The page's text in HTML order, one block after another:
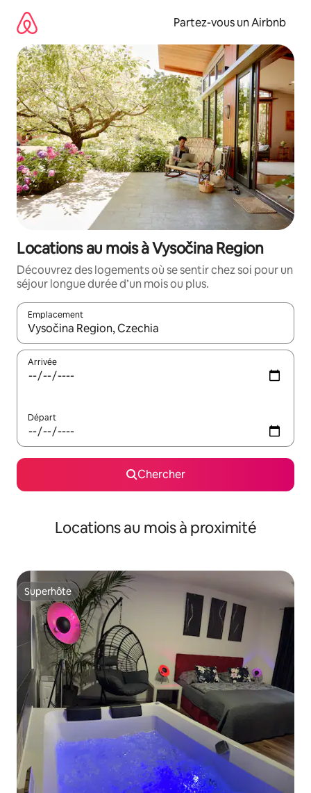
directement
contenu
Partez-vous un Airbnb
Locations au mois à Vysočina Region
Découvrez des logements où se sentir chez soi pour un
séjour longue durée d’un mois ou plus.
Emplacement
Quand les résultats sont affichés, parcourez-les en utilisant
Arrivée
Départ
Chercher
Locations au mois à proximité
Superhôte
Superhôte